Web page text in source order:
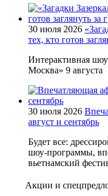
30 июля 2026
тех, кто готов
Интерактивная
Москва» 9 августа
30 июля 2026
август и сентябрь
Будет все:
шоу-программы,
вьетнамский
Акции и